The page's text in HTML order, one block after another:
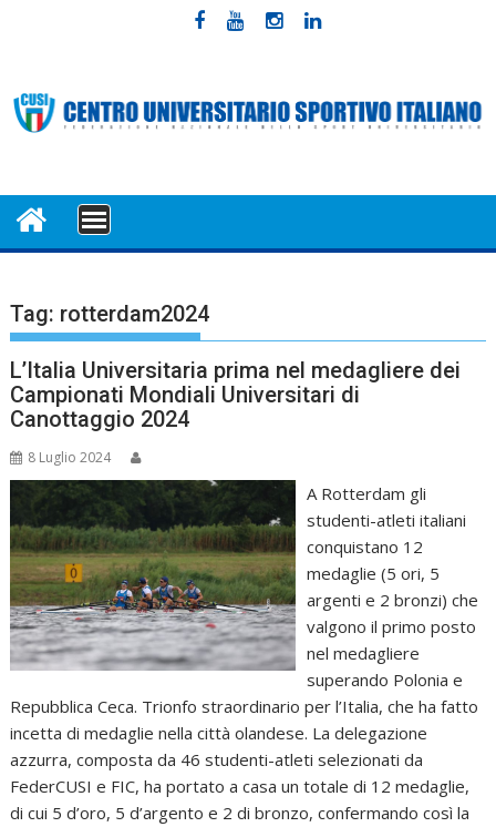
MENU
Tag: rotterdam2024
L’Italia Universitaria prima nel medagliere dei
Campionati Mondiali Universitari di
Canottaggio 2024
8 Luglio 2024
A Rotterdam gli
studenti-atleti italiani
conquistano 12
medaglie (5 ori, 5
argenti e 2 bronzi) che
valgono il primo posto
nel medagliere
superando Polonia e
Repubblica Ceca. Trionfo straordinario per l’Italia, che ha fatto
incetta di medaglie nella città olandese. La delegazione
azzurra, composta da 46 studenti-atleti selezionati da
FederCUSI e FIC, ha portato a casa un totale di 12 medaglie,
di cui 5 d’oro, 5 d’argento e 2 di bronzo, confermando così la